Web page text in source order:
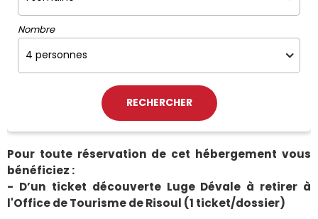
Nombre
Pour toute réservation de cet hébergement vous
bénéficiez :
- D’un ticket découverte Luge Dévale à retirer à
l'Office de Tourisme de Risoul (1 ticket/dossier)